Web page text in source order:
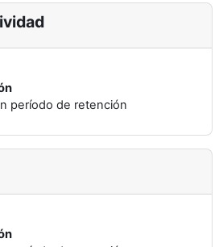
período de retención